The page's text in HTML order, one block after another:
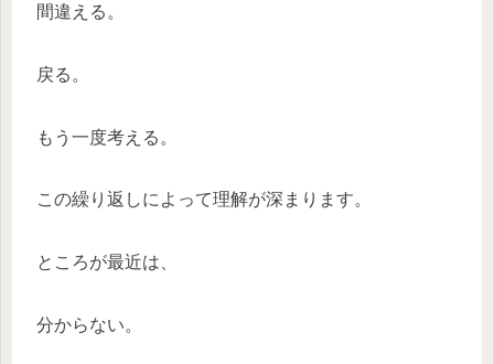
間違える。
戻る。
もう一度考える。
この繰り返しによって理解が深まります。
ところが最近は、
分からない。